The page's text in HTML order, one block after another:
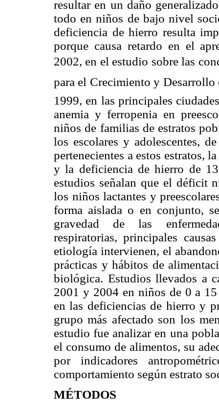
resultar en un daño
todo en niños de bajo nivel
deficiencia de hierro resulta
porque causa retardo en el
2002, en el estudio sobre las
para el Crecimiento y Desarrollo
1999, en las principales
anemia y ferropenia en
niños de familias de estratos
los escolares y adolescentes,
pertenecientes a estos estratos,
y la deficiencia de hierro de
estudios señalan que el déficit
los niños lactantes y
forma aislada o en conjunto,
gravedad de las
respiratorias, principales
etiología intervienen, el
prácticas y hábitos de
biológica. Estudios llevados a
2001 y 2004 en niños de 0 a
en las deficiencias de hierro y
grupo más afectado son los
estudio fue analizar en una
el consumo de alimentos, su
por indicadores
comportamiento según estrato
MÉTODOS